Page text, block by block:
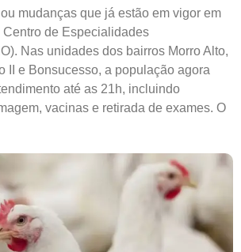
mudanças que já estão em vigor em
de Especialidades
Nas unidades dos bairros Morro Alto,
II e Bonsucesso, a população agora
até as 21h, incluindo
vacinas e retirada de exames. O